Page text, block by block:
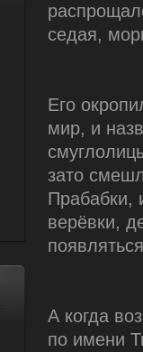
седая,
Его
мир, и
зато
Прабабки,
верёвки,
А когда
по имени